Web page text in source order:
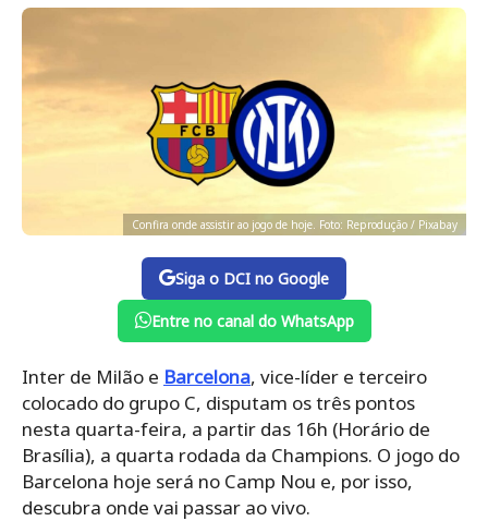
Confira onde assistir ao jogo de hoje. Foto: Reprodução / Pixabay
Siga o DCI no Google
Entre no canal do WhatsApp
Inter de Milão e Barcelona, vice-líder e terceiro
colocado do grupo C, disputam os três pontos
nesta quarta-feira, a partir das 16h (Horário de
Brasília), a quarta rodada da Champions. O jogo do
Barcelona hoje será no Camp Nou e, por isso,
descubra onde vai passar ao vivo.